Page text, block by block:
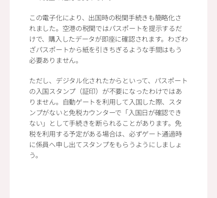
この電子化により、出国時の税関手続きも簡略化さ
れました。空港の税関ではパスポートを提示するだ
けで、購入したデータが即座に確認されます。わざわ
ざパスポートから紙を引きちぎるような手間はもう
必要ありません。
ただし、デジタル化されたからといって、パスポート
の入国スタンプ（証印）が不要になったわけではあ
りません。自動ゲートを利用して入国した際、スタ
ンプがないと免税カウンターで「入国日が確認でき
ない」として手続きを断られることがあります。免
税を利用する予定がある場合は、必ずゲート通過時
に係員へ申し出てスタンプをもらうようにしましょ
う。